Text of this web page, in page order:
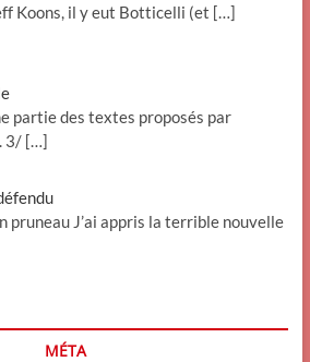
Koons, il y eut Botticelli (et […]
partie des textes proposés par
3/ […]
pruneau J’ai appris la terrible nouvelle
MÉTA